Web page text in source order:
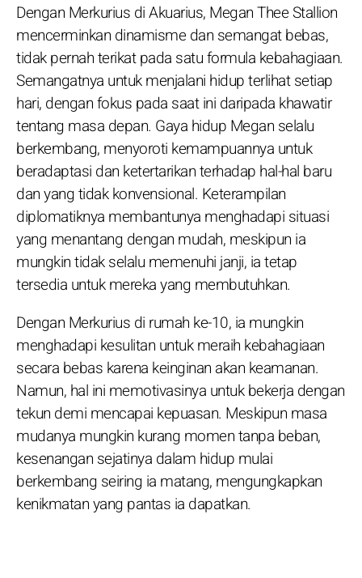
Dengan Merkurius di Akuarius, Megan Thee Stallion
mencerminkan dinamisme dan semangat bebas,
tidak pernah terikat pada satu formula kebahagiaan.
Semangatnya untuk menjalani hidup terlihat setiap
hari, dengan fokus pada saat ini daripada khawatir
tentang masa depan. Gaya hidup Megan selalu
berkembang, menyoroti kemampuannya untuk
beradaptasi dan ketertarikan terhadap hal-hal baru
dan yang tidak konvensional. Keterampilan
diplomatiknya membantunya menghadapi situasi
yang menantang dengan mudah, meskipun ia
mungkin tidak selalu memenuhi janji, ia tetap
tersedia untuk mereka yang membutuhkan.
Dengan Merkurius di rumah ke-10, ia mungkin
menghadapi kesulitan untuk meraih kebahagiaan
secara bebas karena keinginan akan keamanan.
Namun, hal ini memotivasinya untuk bekerja dengan
tekun demi mencapai kepuasan. Meskipun masa
mudanya mungkin kurang momen tanpa beban,
kesenangan sejatinya dalam hidup mulai
berkembang seiring ia matang, mengungkapkan
kenikmatan yang pantas ia dapatkan.